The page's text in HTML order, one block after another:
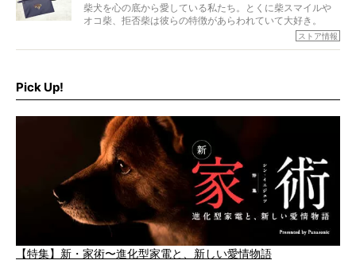
柴犬を心の底から愛している私たち。とくに柴スマイルや
オコ柴、拒否柴は彼らの特徴があらわれていて大好き。
でもちょっと待て…もうひとつ、忘れてはならない愛おしい
シーンがあったぞ。それは、背中を丸めて“ウンチなう”の姿
ストア情報
Pick Up!
【特集】新・家術〜進化型家電と、新しい愛情物語